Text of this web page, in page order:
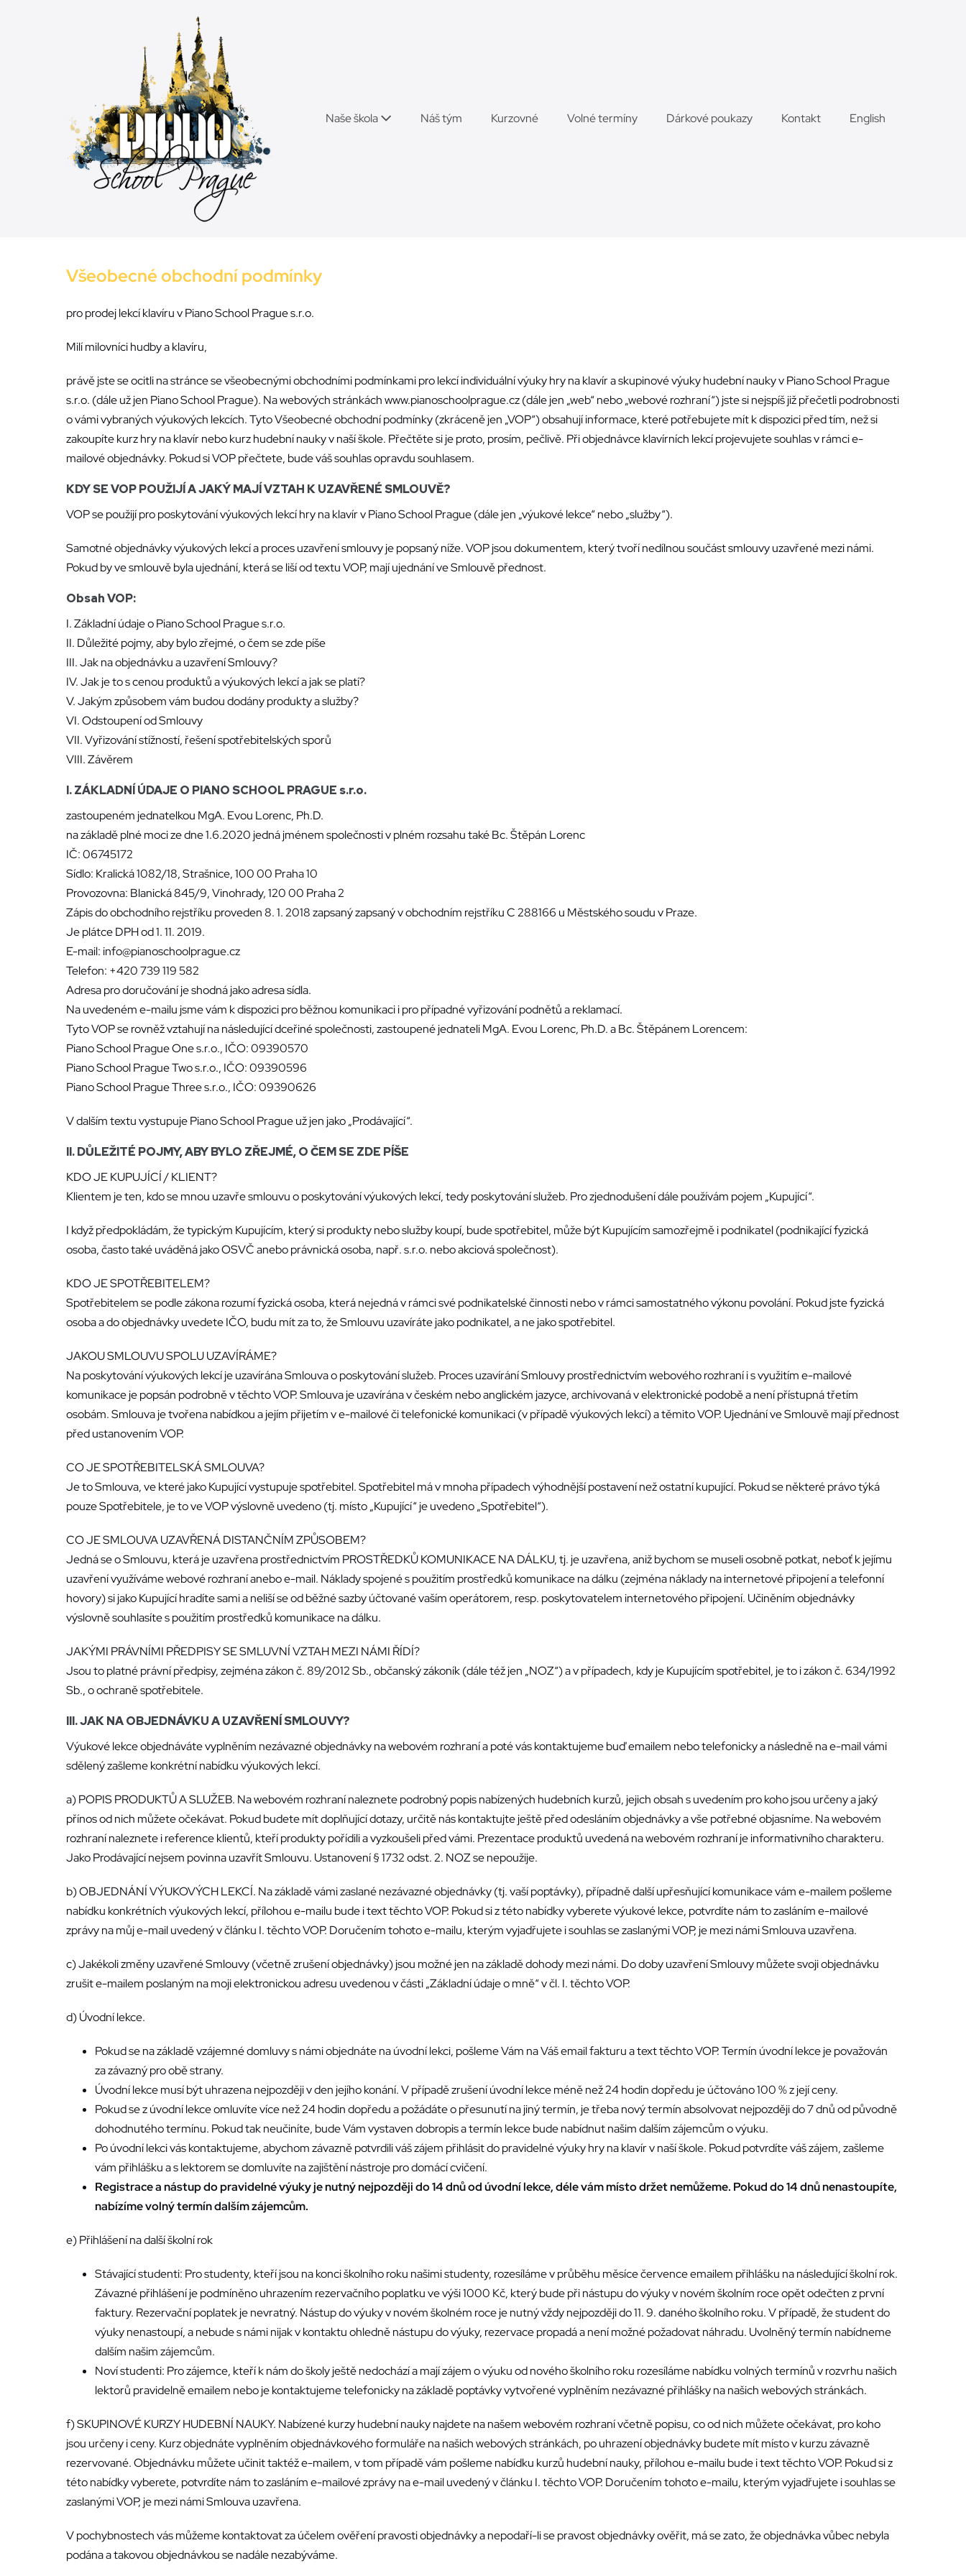
Naše škola Náš tým Kurzovné Volné termíny Dárkové poukazy Kontakt English
Všeobecné obchodní podmínky
pro prodej lekcí klavíru v Piano School Prague s.r.o.
Milí milovníci hudby a klavíru,
právě jste se ocitli na stránce se všeobecnými obchodními podmínkami pro lekcí individuální výuky hry na klavír a skupinové výuky hudební nauky v Piano School Prague
s.r.o. (dále už jen Piano School Prague). Na webových stránkách www.pianoschoolprague.cz (dále jen „web“ nebo „webové rozhraní“) jste si nejspíš již přečetli podrobnosti
o vámi vybraných výukových lekcích. Tyto Všeobecné obchodní podmínky (zkráceně jen „VOP“) obsahují informace, které potřebujete mít k dispozici před tím, než si
zakoupíte kurz hry na klavír nebo kurz hudební nauky v naší škole. Přečtěte si je proto, prosím, pečlivě. Při objednávce klavírních lekcí projevujete souhlas v rámci e-
mailové objednávky. Pokud si VOP přečtete, bude váš souhlas opravdu souhlasem.
KDY SE VOP POUŽIJÍ A JAKÝ MAJÍ VZTAH K UZAVŘENÉ SMLOUVĚ?
VOP se použijí pro poskytování výukových lekcí hry na klavír v Piano School Prague (dále jen „výukové lekce“ nebo „služby“).
Samotné objednávky výukových lekcí a proces uzavření smlouvy je popsaný níže. VOP jsou dokumentem, který tvoří nedílnou součást smlouvy uzavřené mezi námi.
Pokud by ve smlouvě byla ujednání, která se liší od textu VOP, mají ujednání ve Smlouvě přednost.
Obsah VOP:
I. Základní údaje o Piano School Prague s.r.o.
II. Důležité pojmy, aby bylo zřejmé, o čem se zde píše
III. Jak na objednávku a uzavření Smlouvy?
IV. Jak je to s cenou produktů a výukových lekcí a jak se platí?
V. Jakým způsobem vám budou dodány produkty a služby?
VI. Odstoupení od Smlouvy
VII. Vyřizování stížností, řešení spotřebitelských sporů
VIII. Závěrem
I. ZÁKLADNÍ ÚDAJE O PIANO SCHOOL PRAGUE s.r.o.
zastoupeném jednatelkou MgA. Evou Lorenc, Ph.D.
na základě plné moci ze dne 1.6.2020 jedná jménem společnosti v plném rozsahu také Bc. Štěpán Lorenc
IČ: 06745172
Sídlo: Kralická 1082/18, Strašnice, 100 00 Praha 10
Provozovna: Blanická 845/9, Vinohrady, 120 00 Praha 2
Zápis do obchodního rejstříku proveden 8. 1. 2018 zapsaný zapsaný v obchodním rejstříku C 288166 u Městského soudu v Praze.
Je plátce DPH od 1. 11. 2019.
E-mail: info@pianoschoolprague.cz
Telefon: +420 739 119 582
Adresa pro doručování je shodná jako adresa sídla.
Na uvedeném e-mailu jsme vám k dispozici pro běžnou komunikaci i pro případné vyřizování podnětů a reklamací.
Tyto VOP se rovněž vztahují na následující dceřiné společnosti, zastoupené jednateli MgA. Evou Lorenc, Ph.D. a Bc. Štěpánem Lorencem:
Piano School Prague One s.r.o., IČO: 09390570
Piano School Prague Two s.r.o., IČO: 09390596
Piano School Prague Three s.r.o., IČO: 09390626
V dalším textu vystupuje Piano School Prague už jen jako „Prodávající“.
II. DŮLEŽITÉ POJMY, ABY BYLO ZŘEJMÉ, O ČEM SE ZDE PÍŠE
KDO JE KUPUJÍCÍ / KLIENT?
Klientem je ten, kdo se mnou uzavře smlouvu o poskytování výukových lekcí, tedy poskytování služeb. Pro zjednodušení dále používám pojem „Kupující“.
I když předpokládám, že typickým Kupujícím, který si produkty nebo služby koupí, bude spotřebitel, může být Kupujícím samozřejmě i podnikatel (podnikající fyzická
osoba, často také uváděná jako OSVČ anebo právnická osoba, např. s.r.o. nebo akciová společnost).
KDO JE SPOTŘEBITELEM?
Spotřebitelem se podle zákona rozumí fyzická osoba, která nejedná v rámci své podnikatelské činnosti nebo v rámci samostatného výkonu povolání. Pokud jste fyzická
osoba a do objednávky uvedete IČO, budu mít za to, že Smlouvu uzavíráte jako podnikatel, a ne jako spotřebitel.
JAKOU SMLOUVU SPOLU UZAVÍRÁME?
Na poskytování výukových lekcí je uzavírána Smlouva o poskytování služeb. Proces uzavírání Smlouvy prostřednictvím webového rozhraní i s využitím e-mailové
komunikace je popsán podrobně v těchto VOP. Smlouva je uzavírána v českém nebo anglickém jazyce, archivovaná v elektronické podobě a není přístupná třetím
osobám. Smlouva je tvořena nabídkou a jejím přijetím v e-mailové či telefonické komunikaci (v případě výukových lekcí) a těmito VOP. Ujednání ve Smlouvě mají přednost
před ustanovením VOP.
CO JE SPOTŘEBITELSKÁ SMLOUVA?
Je to Smlouva, ve které jako Kupující vystupuje spotřebitel. Spotřebitel má v mnoha případech výhodnější postavení než ostatní kupující. Pokud se některé právo týká
pouze Spotřebitele, je to ve VOP výslovně uvedeno (tj. místo „Kupující“ je uvedeno „Spotřebitel“).
CO JE SMLOUVA UZAVŘENÁ DISTANČNÍM ZPŮSOBEM?
Jedná se o Smlouvu, která je uzavřena prostřednictvím PROSTŘEDKŮ KOMUNIKACE NA DÁLKU, tj. je uzavřena, aniž bychom se museli osobně potkat, neboť k jejímu
uzavření využíváme webové rozhraní anebo e-mail. Náklady spojené s použitím prostředků komunikace na dálku (zejména náklady na internetové připojení a telefonní
hovory) si jako Kupující hradíte sami a neliší se od běžné sazby účtované vaším operátorem, resp. poskytovatelem internetového připojení. Učiněním objednávky
výslovně souhlasíte s použitím prostředků komunikace na dálku.
JAKÝMI PRÁVNÍMI PŘEDPISY SE SMLUVNÍ VZTAH MEZI NÁMI ŘÍDÍ?
Jsou to platné právní předpisy, zejména zákon č. 89/2012 Sb., občanský zákoník (dále též jen „NOZ“) a v případech, kdy je Kupujícím spotřebitel, je to i zákon č. 634/1992
Sb., o ochraně spotřebitele.
III. JAK NA OBJEDNÁVKU A UZAVŘENÍ SMLOUVY?
Výukové lekce objednáváte vyplněním nezávazné objednávky na webovém rozhraní a poté vás kontaktujeme buď emailem nebo telefonicky a následně na e-mail vámi
sdělený zašleme konkrétní nabídku výukových lekcí.
a) POPIS PRODUKTŮ A SLUŽEB. Na webovém rozhraní naleznete podrobný popis nabízených hudebních kurzů, jejich obsah s uvedením pro koho jsou určeny a jaký
přínos od nich můžete očekávat. Pokud budete mít doplňující dotazy, určitě nás kontaktujte ještě před odesláním objednávky a vše potřebné objasníme. Na webovém
rozhraní naleznete i reference klientů, kteří produkty pořídili a vyzkoušeli před vámi. Prezentace produktů uvedená na webovém rozhraní je informativního charakteru.
Jako Prodávající nejsem povinna uzavřít Smlouvu. Ustanovení § 1732 odst. 2. NOZ se nepoužije.
b) OBJEDNÁNÍ VÝUKOVÝCH LEKCÍ. Na základě vámi zaslané nezávazné objednávky (tj. vaší poptávky), případně další upřesňující komunikace vám e-mailem pošleme
nabídku konkrétních výukových lekcí, přílohou e-mailu bude i text těchto VOP. Pokud si z této nabídky vyberete výukové lekce, potvrdíte nám to zasláním e-mailové
zprávy na můj e-mail uvedený v článku I. těchto VOP. Doručením tohoto e-mailu, kterým vyjadřujete i souhlas se zaslanými VOP, je mezi námi Smlouva uzavřena.
c) Jakékoli změny uzavřené Smlouvy (včetně zrušení objednávky) jsou možné jen na základě dohody mezi námi. Do doby uzavření Smlouvy můžete svoji objednávku
zrušit e-mailem poslaným na moji elektronickou adresu uvedenou v části „Základní údaje o mně“ v čl. I. těchto VOP.
d) Úvodní lekce.
Pokud se na základě vzájemné domluvy s námi objednáte na úvodní lekci, pošleme Vám na Váš email fakturu a text těchto VOP. Termín úvodní lekce je považován
za závazný pro obě strany.
Úvodní lekce musí být uhrazena nejpozději v den jejího konání. V případě zrušení úvodní lekce méně než 24 hodin dopředu je účtováno 100 % z její ceny.
Pokud se z úvodní lekce omluvíte více než 24 hodin dopředu a požádáte o přesunutí na jiný termín, je třeba nový termín absolvovat nejpozději do 7 dnů od původně
dohodnutého termínu. Pokud tak neučiníte, bude Vám vystaven dobropis a termín lekce bude nabídnut našim dalším zájemcům o výuku.
Po úvodní lekci vás kontaktujeme, abychom závazně potvrdili váš zájem přihlásit do pravidelné výuky hry na klavír v naší škole. Pokud potvrdíte váš zájem, zašleme
vám přihlášku a s lektorem se domluvíte na zajištění nástroje pro domácí cvičení.
Registrace a nástup do pravidelné výuky je nutný nejpozději do 14 dnů od úvodní lekce, déle vám místo držet nemůžeme. Pokud do 14 dnů nenastoupíte,
nabízíme volný termín dalším zájemcům.
e) Přihlášení na další školní rok
Stávající studenti: Pro studenty, kteří jsou na konci školního roku našimi studenty, rozesíláme v průběhu měsíce července emailem přihlášku na následující školní rok.
Závazné přihlášení je podmíněno uhrazením rezervačního poplatku ve výši 1000 Kč, který bude při nástupu do výuky v novém školním roce opět odečten z první
faktury. Rezervační poplatek je nevratný. Nástup do výuky v novém školném roce je nutný vždy nejpozději do 11. 9. daného školního roku. V případě, že student do
výuky nenastoupí, a nebude s námi nijak v kontaktu ohledně nástupu do výuky, rezervace propadá a není možné požadovat náhradu. Uvolněný termín nabídneme
dalším našim zájemcům.
Noví studenti: Pro zájemce, kteří k nám do školy ještě nedochází a mají zájem o výuku od nového školního roku rozesíláme nabídku volných termínů v rozvrhu našich
lektorů pravidelně emailem nebo je kontaktujeme telefonicky na základě poptávky vytvořené vyplněním nezávazné přihlášky na našich webových stránkách.
f) SKUPINOVÉ KURZY HUDEBNÍ NAUKY. Nabízené kurzy hudební nauky najdete na našem webovém rozhraní včetně popisu, co od nich můžete očekávat, pro koho
jsou určeny i ceny. Kurz objednáte vyplněním objednávkového formuláře na našich webových stránkách, po uhrazení objednávky budete mít místo v kurzu závazně
rezervované. Objednávku můžete učinit taktéž e-mailem, v tom případě vám pošleme nabídku kurzů hudební nauky, přílohou e-mailu bude i text těchto VOP. Pokud si z
této nabídky vyberete, potvrdíte nám to zasláním e-mailové zprávy na e-mail uvedený v článku I. těchto VOP. Doručením tohoto e-mailu, kterým vyjadřujete i souhlas se
zaslanými VOP, je mezi námi Smlouva uzavřena.
V pochybnostech vás můžeme kontaktovat za účelem ověření pravosti objednávky a nepodaří-li se pravost objednávky ověřit, má se zato, že objednávka vůbec nebyla
podána a takovou objednávkou se nadále nezabýváme.